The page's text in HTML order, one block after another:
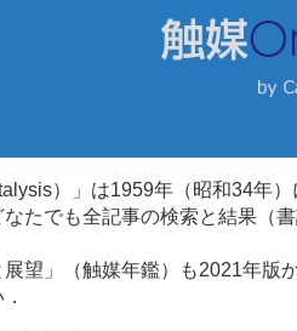
）」は1959年（昭和34年
たでも全記事の検索と結果（
望」（触媒年鑑）も2021年